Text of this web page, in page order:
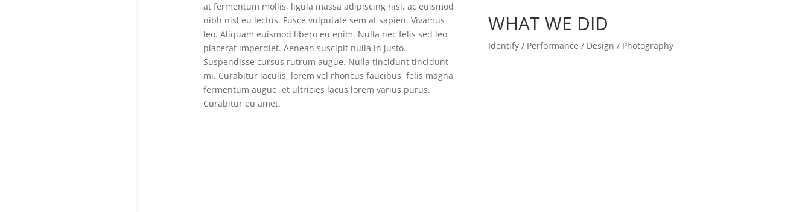
at fermentum mollis, ligula massa adipiscing nisl, ac euismod
nibh nisl eu lectus. Fusce vulputate sem at sapien. Vivamus
leo. Aliquam euismod libero eu enim. Nulla nec felis sed leo
placerat imperdiet. Aenean suscipit nulla in justo.
Suspendisse cursus rutrum augue. Nulla tincidunt tincidunt
mi. Curabitur iaculis, lorem vel rhoncus faucibus, felis magna
fermentum augue, et ultricies lacus lorem varius purus.
Curabitur eu amet.
WHAT WE DID
Identify / Performance / Design / Photography